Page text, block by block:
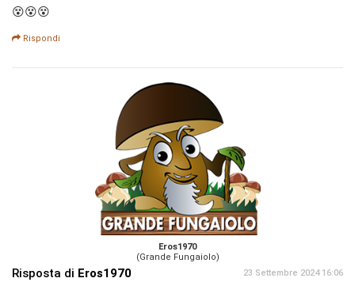
😵😵😵
Rispondi
Eros1970
(Grande Fungaiolo)
Risposta di Eros1970 23 Settembre 2024 16:06